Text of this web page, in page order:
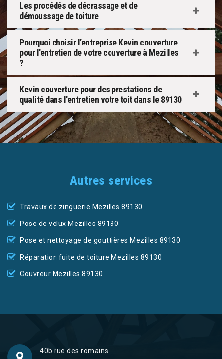
Les procédés de décrassage et de
démoussage de toiture
Pourquoi choisir l’entreprise Kevin couverture
pour l'entretien de votre couverture à Mezilles
?
Kevin couverture pour des prestations de
qualité dans l'entretien votre toit dans le 89130
Autres services
Travaux de zinguerie Mezilles 89130
Pose de velux Mezilles 89130
Pose et nettoyage de gouttières Mezilles 89130
Réparation fuite de toiture Mezilles 89130
Couvreur Mezilles 89130
40b rue des romains